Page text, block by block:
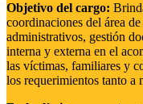
Objetivo del cargo:
coordinaciones del área
administrativos, gestión
interna y externa en el
las víctimas, familiares y
los requerimientos tanto a